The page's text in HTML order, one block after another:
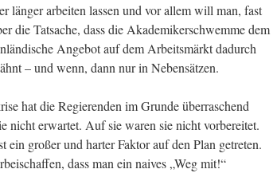
länger arbeiten lassen und vor allem will man, fast
die Tatsache, dass die Akademikerschwemme dem
Angebot auf dem Arbeitsmärkt dadurch
– und wenn, dann nur in Nebensätzen.
hat die Regierenden im Grunde überraschend
nicht erwartet. Auf sie waren sie nicht vorbereitet.
großer und harter Faktor auf den Plan getreten.
dass man ein naives „Weg mit!“